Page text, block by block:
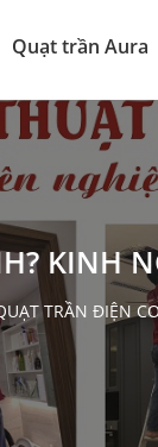
Quạt trần Aura
KINH
TRẦN ĐIỆN